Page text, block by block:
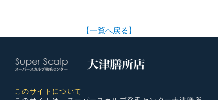
【一覧へ戻る】
このサイトについて